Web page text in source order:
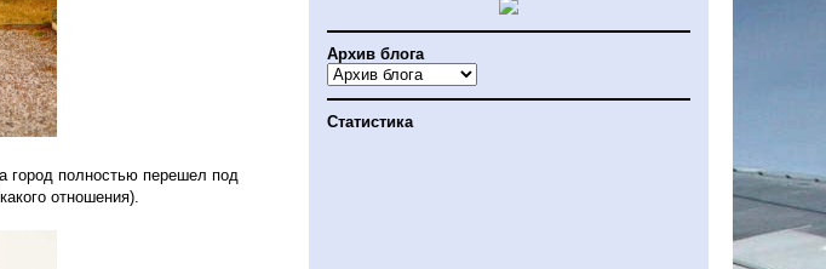
город полностью перешел под
отношения).
Архив блога
Статистика